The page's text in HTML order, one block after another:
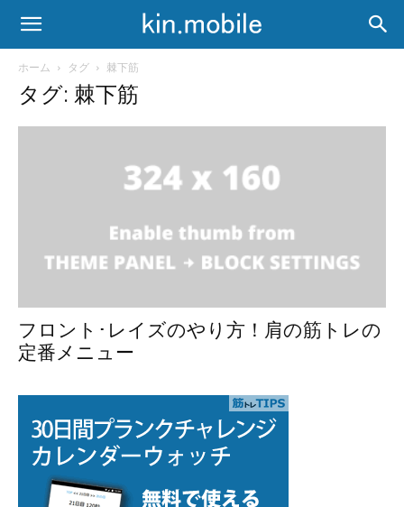
ホーム タグ 棘下筋
タグ: 棘下筋
フロント･レイズのやり方！肩の筋トレの
定番メニュー